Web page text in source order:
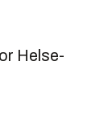
Helse-